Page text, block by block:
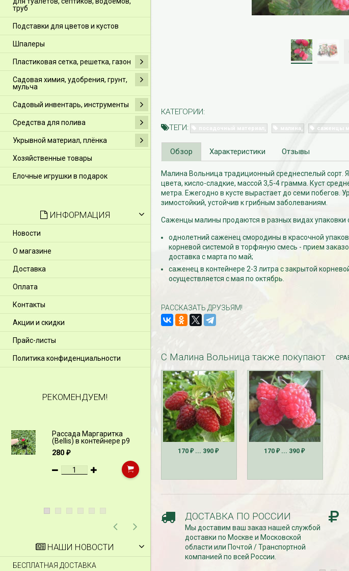
труб
Подставки для цветов и кустов
Шпалеры
Пластиковая сетка, решетка, газон
Садовая химия, удобрения, грунт,
мульча
Садовый инвентарь, инструменты
Средства для полива
Укрывной материал, плёнка
Хозяйственные товары
Елочные игрушки в подарок
ИНФОРМАЦИЯ
Новости
О магазине
Доставка
Оплата
Контакты
Акции и скидки
Прайс-листы
Политика конфиденциальности
РЕКОМЕНДУЕМ!
Рассада Маргаритка
(Bellis) в контейнере p9
280₽
Рассада Незабудка
(Myosotis) в контейнере
p9
НАШИ НОВОСТИ
БЕСПЛАТНАЯ ДОСТАВКА
КАТЕГОРИИ:
ТЕГИ:
малина саженцы
Обзор Характеристики Отзывы
Малина Вольница традиционный среднеспелый сорт.
цвета, кисло-сладкие, массой 3,5-4 грамма. Куст
метра. Ежегодно в кусте вырастает до семи побегов.
зимостойкий, устойчив к грибным заболеваниям.
Саженцы малины продаются в разных видах упаковки
однолетний саженец смородины в красочной
корневой системой в торфяную смесь - прием
доставка с марта по май;
саженец в контейнере 2-3 литра с закрытой
осуществляется с мая по октябрь.
РАССКАЗАТЬ ДРУЗЬЯМ!
С Малина Вольница также покупают
170₽... 390₽ 170₽... 390₽
ДОСТАВКА ПО РОССИИ
Мы доставим ваш заказ нашей службой
доставки по Москве и Московской
области или Почтой / Транспортной
компанией по всей России.